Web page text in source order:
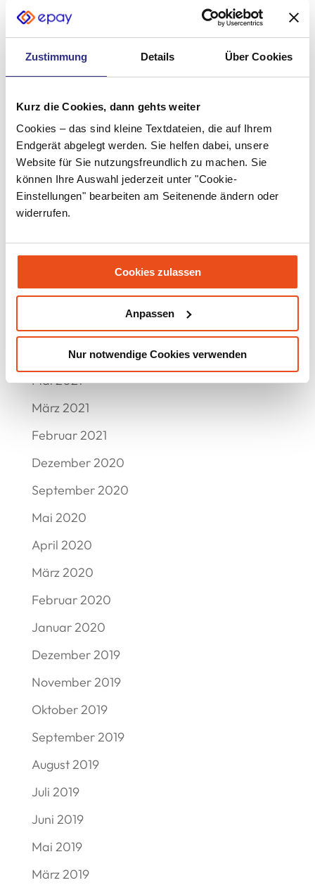
Zustimmung Details Über Cookies
Kurz die Cookies, dann gehts weiter
Cookies – das sind kleine Textdateien, die auf Ihrem
Endgerät abgelegt werden. Sie helfen dabei, unsere
Website für Sie nutzungsfreundlich zu machen. Sie
können Ihre Auswahl jederzeit unter "Cookie-
Einstellungen" bearbeiten am Seitenende ändern oder
widerrufen.
Cookies zulassen
Anpassen
Nur notwendige Cookies verwenden
Juli 2022
Juni 2022
Mai 2022
April 2022
März 2022
Februar 2022
Januar 2022
Dezember 2021
November 2021
September 2021
Juni 2021
Mai 2021
März 2021
Februar 2021
Dezember 2020
September 2020
Mai 2020
April 2020
März 2020
Februar 2020
Januar 2020
Dezember 2019
November 2019
Oktober 2019
September 2019
August 2019
Juli 2019
Juni 2019
Mai 2019
März 2019